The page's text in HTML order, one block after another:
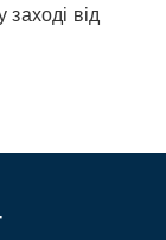
від